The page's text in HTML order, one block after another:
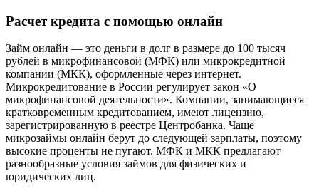
Расчет кредита с помощью онлайн
Займ онлайн — это деньги в долг в размере до 100 тысяч
рублей в микрофинансовой (МФК) или микрокредитной
компании (МКК), оформленные через интернет.
Микрокредитование в России регулирует закон «О
микрофинансовой деятельности». Компании, занимающиеся
кратковременным кредитованием, имеют лицензию,
зарегистрированную в реестре Центробанка. Чаще
микрозаймы онлайн берут до следующей зарплаты, поэтому
высокие проценты не пугают. МФК и МКК предлагают
разнообразные условия займов для физических и
юридических лиц.